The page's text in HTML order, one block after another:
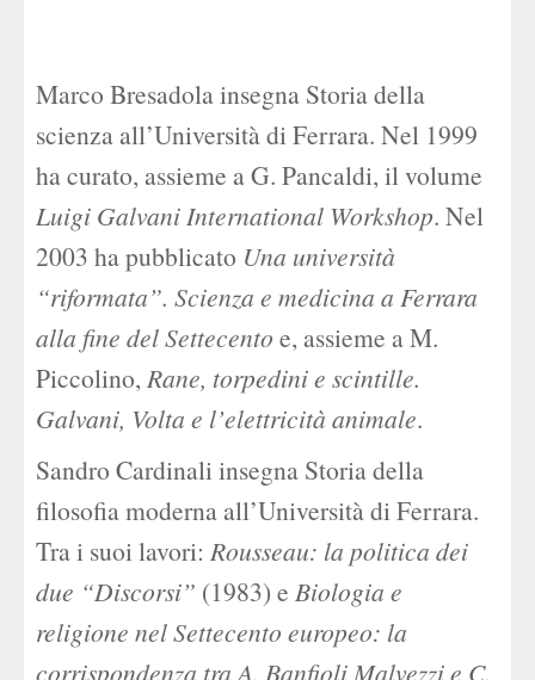
Marco Bresadola insegna Storia della
scienza all’Università di Ferrara. Nel 1999
ha curato, assieme a G. Pancaldi, il volume
Luigi Galvani International Workshop. Nel
2003 ha pubblicato Una università
“riformata”. Scienza e medicina a Ferrara
alla fine del Settecento e, assieme a M.
Piccolino, Rane, torpedini e scintille.
Galvani, Volta e l’elettricità animale.
Sandro Cardinali insegna Storia della
filosofia moderna all’Università di Ferrara.
Tra i suoi lavori: Rousseau: la politica dei
due “Discorsi” (1983) e Biologia e
religione nel Settecento europeo: la
corrispondenza tra A. Banfioli Malvezzi e C.